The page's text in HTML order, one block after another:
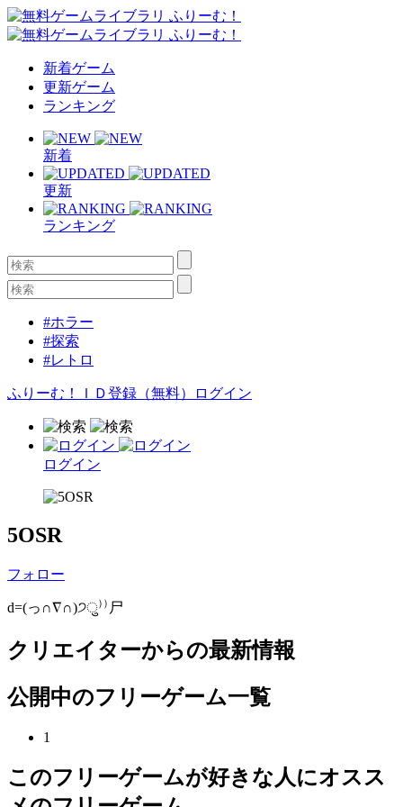
新着ゲーム
更新ゲーム
ランキング
新着
更新
ランキング
#ホラー
#探索
#レトロ
ふりーむ！ＩＤ登録（無料） ログイン
ログイン
5OSR
フォロー
d=(っ∩∇∩)੭ु⁾⁾尸
クリエイターからの最新情報
公開中のフリーゲーム一覧
1
このフリーゲームが好きな人にオスス